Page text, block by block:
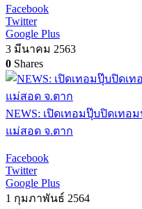
Facebook
Twitter
Google Plus
3 มีนาคม 2563
0 Shares
NEWS: เปิดเทอมปุ๊บปิดเทอ
แม่สอด จ.ตาก
Facebook
Twitter
Google Plus
1 กุมภาพันธ์ 2564